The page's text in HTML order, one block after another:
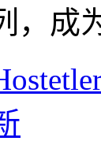
，成